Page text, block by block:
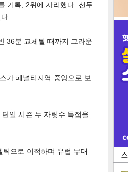
기록, 2위에 자리했다. 선두
.
36분 교체될 때까지 그라운
가 페널티지역 중앙으로 보
일 시즌 두 자릿수 득점을
으로 이적하며 유럽 무대